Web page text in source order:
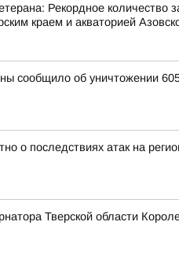
Рекордное количество
краем и акваторией
сообщило об уничтожении
о последствиях атак на
Тверской области